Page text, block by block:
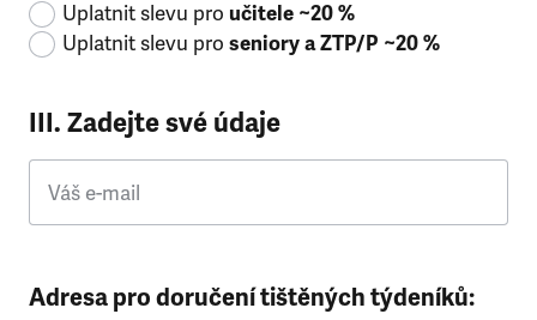
Uplatnit slevu pro učitele ~20 %
Uplatnit slevu pro seniory a ZTP/P ~20 %
III. Zadejte své údaje
Váš e-mail
Adresa pro doručení tištěných týdeníků: